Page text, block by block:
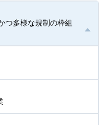
つ多様な規制の枠組